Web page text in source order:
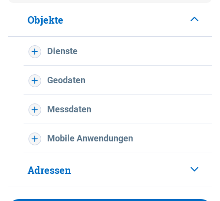
Objekte
Dienste
Geodaten
Messdaten
Mobile Anwendungen
Adressen